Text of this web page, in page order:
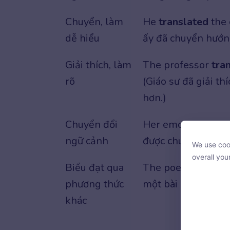
Chuyển, làm
dễ hiểu
He translated the
ấy đã chuyển
Giải thích, làm
rõ
The professor
(Giáo sư đã giải
hơn.)
Chuyển đổi
ngữ cảnh
Her emotions
được chuyển
Biểu đạt qua
phương thức
khác
The poem was
một bài hát.)
We use
overall
We use
overall